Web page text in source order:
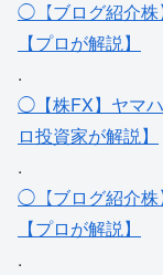
◯【ブログ紹介株
【プロが解説】
.
◯【株FX】ヤマ
ロ投資家が解説】
.
◯【ブログ紹介株
【プロが解説】
.